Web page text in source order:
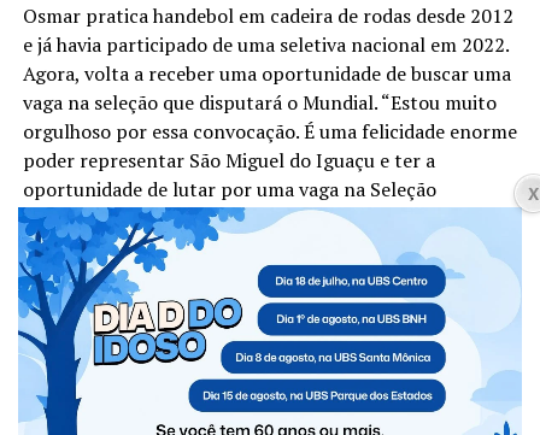
Osmar pratica handebol em cadeira de rodas desde 2012
e já havia participado de uma seletiva nacional em 2022.
Agora, volta a receber uma oportunidade de buscar uma
vaga na seleção que disputará o Mundial. “Estou muito
orgulhoso por essa convocação. É uma felicidade enorme
poder representar São Miguel do Iguaçu e ter a
oportunidade de lutar por uma vaga na Seleção
Brasileira. Vou para a seletiva muito confiante e com o
objetivo de conquistar esse sonho de representar o
Brasil na Espanha”, destacou.